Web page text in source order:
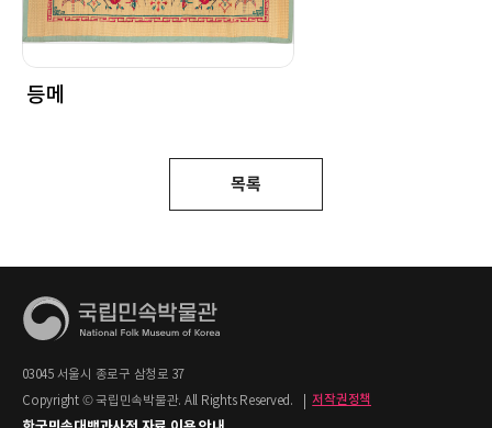
등메
목록
03045 서울시 종로구 삼청로 37
Copyright © 국립민속박물관. All Rights Reserved.
저작권정책